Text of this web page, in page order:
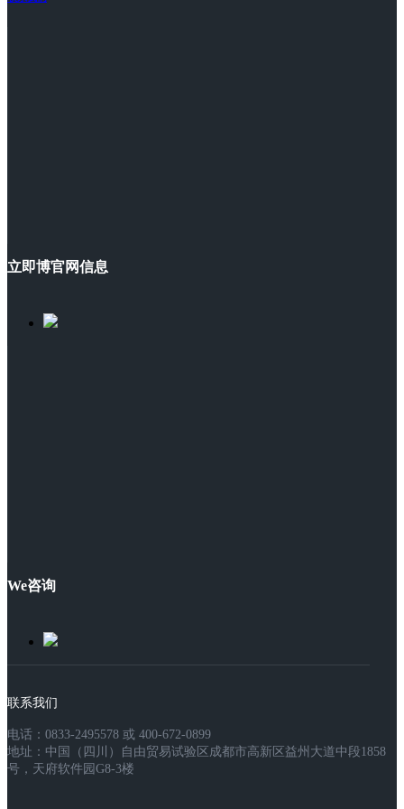
立即博官网信息
We咨询
联系我们
电话：0833-2495578 或 400-672-0899
地址：中国（四川）自由贸易试验区成都市高新区益州大道中段1858
号，天府软件园G8-3楼